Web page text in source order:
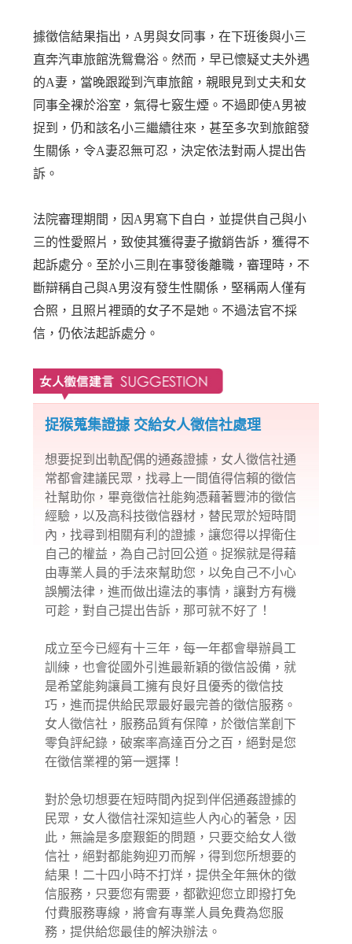
據徵信結果指出，A男與女同事，在下班後與小三
直奔汽車旅館洗鴛鴦浴。然而，早已懷疑丈夫外遇
的A妻，當晚跟蹤到汽車旅館，親眼見到丈夫和女
同事全裸於浴室，氣得七竅生煙。不過即使A男被
捉到，仍和該名小三繼續往來，甚至多次到旅館發
生關係，令A妻忍無可忍，決定依法對兩人提出告
訴。
法院審理期間，因A男寫下自白，並提供自己與小
三的性愛照片，致使其獲得妻子撤銷告訴，獲得不
起訴處分。至於小三則在事發後離職，審理時，不
斷辯稱自己與A男沒有發生性關係，堅稱兩人僅有
合照，且照片裡頭的女子不是她。不過法官不採
信，仍依法起訴處分。
捉猴蒐集證據 交給女人徵信社處理
想要捉到出軌配偶的通姦證據，女人徵信社通
常都會建議民眾，找尋上一間值得信賴的徵信
社幫助你，畢竟徵信社能夠憑藉著豐沛的徵信
經驗，以及高科技徵信器材，替民眾於短時間
內，找尋到相關有利的證據，讓您得以捍衛住
自己的權益，為自己討回公道。捉猴就是得藉
由專業人員的手法來幫助您，以免自己不小心
誤觸法律，進而做出違法的事情，讓對方有機
可趁，對自己提出告訴，那可就不好了！
成立至今已經有十三年，每一年都會舉辦員工
訓練，也會從國外引進最新穎的徵信設備，就
是希望能夠讓員工擁有良好且優秀的徵信技
巧，進而提供給民眾最好最完善的徵信服務。
女人徵信社，服務品質有保障，於徵信業創下
零負評紀錄，破案率高達百分之百，絕對是您
在徵信業裡的第一選擇！
對於急切想要在短時間內捉到伴侶通姦證據的
民眾，女人徵信社深知這些人內心的著急，因
此，無論是多麼艱鉅的問題，只要交給女人徵
信社，絕對都能夠迎刃而解，得到您所想要的
結果！二十四小時不打烊，提供全年無休的徵
信服務，只要您有需要，都歡迎您立即撥打免
付費服務專線，將會有專業人員免費為您服
務，提供給您最佳的解決辦法。